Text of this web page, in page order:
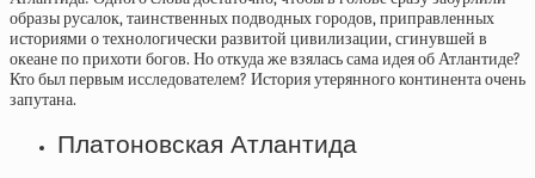
образы русалок, таинственных подводных городов, приправленных
историями о технологически развитой цивилизации, сгинувшей в
океане по прихоти богов. Но откуда же взялась сама идея об Атлантиде?
Кто был первым исследователем? История утерянного континента очень
запутана.
Платоновская Атлантида